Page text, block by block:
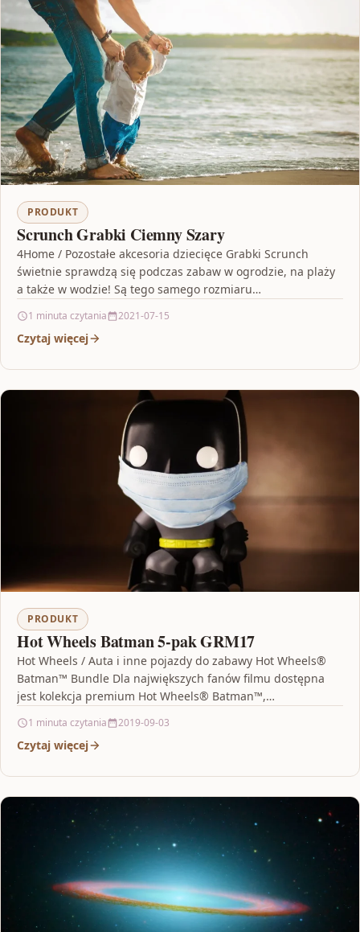
PRODUKT
Scrunch Grabki Ciemny Szary
4Home / Pozostałe akcesoria dziecięce Grabki Scrunch
świetnie sprawdzą się podczas zabaw w ogrodzie, na plaży
a także w wodzie! Są tego samego rozmiaru…
1 minuta czytania 2021-07-15
Czytaj więcej
PRODUKT
Hot Wheels Batman 5-pak GRM17
Hot Wheels / Auta i inne pojazdy do zabawy Hot Wheels®
Batman™ Bundle Dla największych fanów filmu dostępna
jest kolekcja premium Hot Wheels® Batman™,…
1 minuta czytania 2019-09-03
Czytaj więcej